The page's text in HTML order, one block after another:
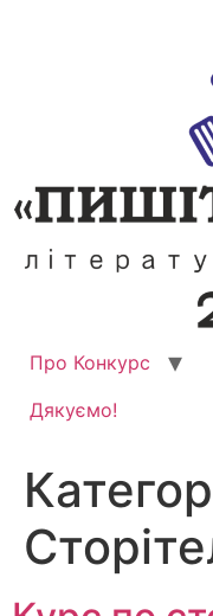
Про Конкурс
Дякуємо!